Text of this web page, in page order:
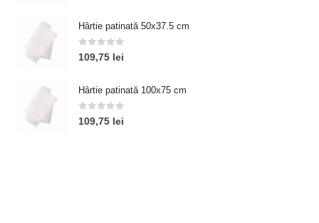
Hârtie patinată 50x37.5 cm
0out of 5
109,75 lei
Hârtie patinată 100x75 cm
0out of 5
109,75 lei